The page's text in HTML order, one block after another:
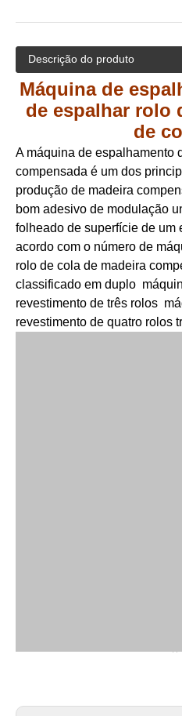
Descrição do produto
Máquina de
de espalhar rolo
de
A máquina de espalhamento
compensada é um dos
produção de madeira
bom adesivo de modulação
folheado de superfície de um
acordo com o número de
rolo de cola de madeira
classificado em duplo
revestimento de três rolos
revestimento de quatro rolos